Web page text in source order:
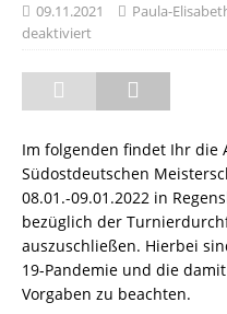
09.11.2021 Paula-
deaktiviert
Im folgenden findet Ihr die
Südostdeutschen
08.01.-09.01.2022 in
bezüglich der
auszuschließen. Hierbei
19-Pandemie und die
Vorgaben zu beachten.